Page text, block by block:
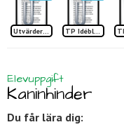
Utvärdering Kaninhinder år 6 TP Idéblad sid 1 Kaninhinder
Elevuppgift
Kaninhinder
Du får lära dig: